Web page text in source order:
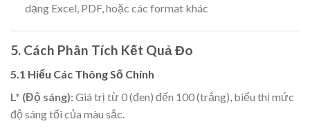
dạng Excel, PDF, hoặc các format khác
5. Cách Phân Tích Kết Quả Đo
5.1 Hiểu Các Thông Số Chính
L* (Độ sáng):Giá trị từ 0 (đen) đến 100 (trắng), biểu thị mức
độ sáng tối của màu sắc.